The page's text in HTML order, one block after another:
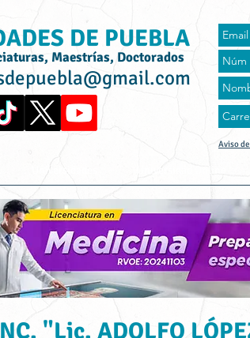
DE PUEBLA
Maestrías, Doctorados
Aviso
"Lic. ADOLFO